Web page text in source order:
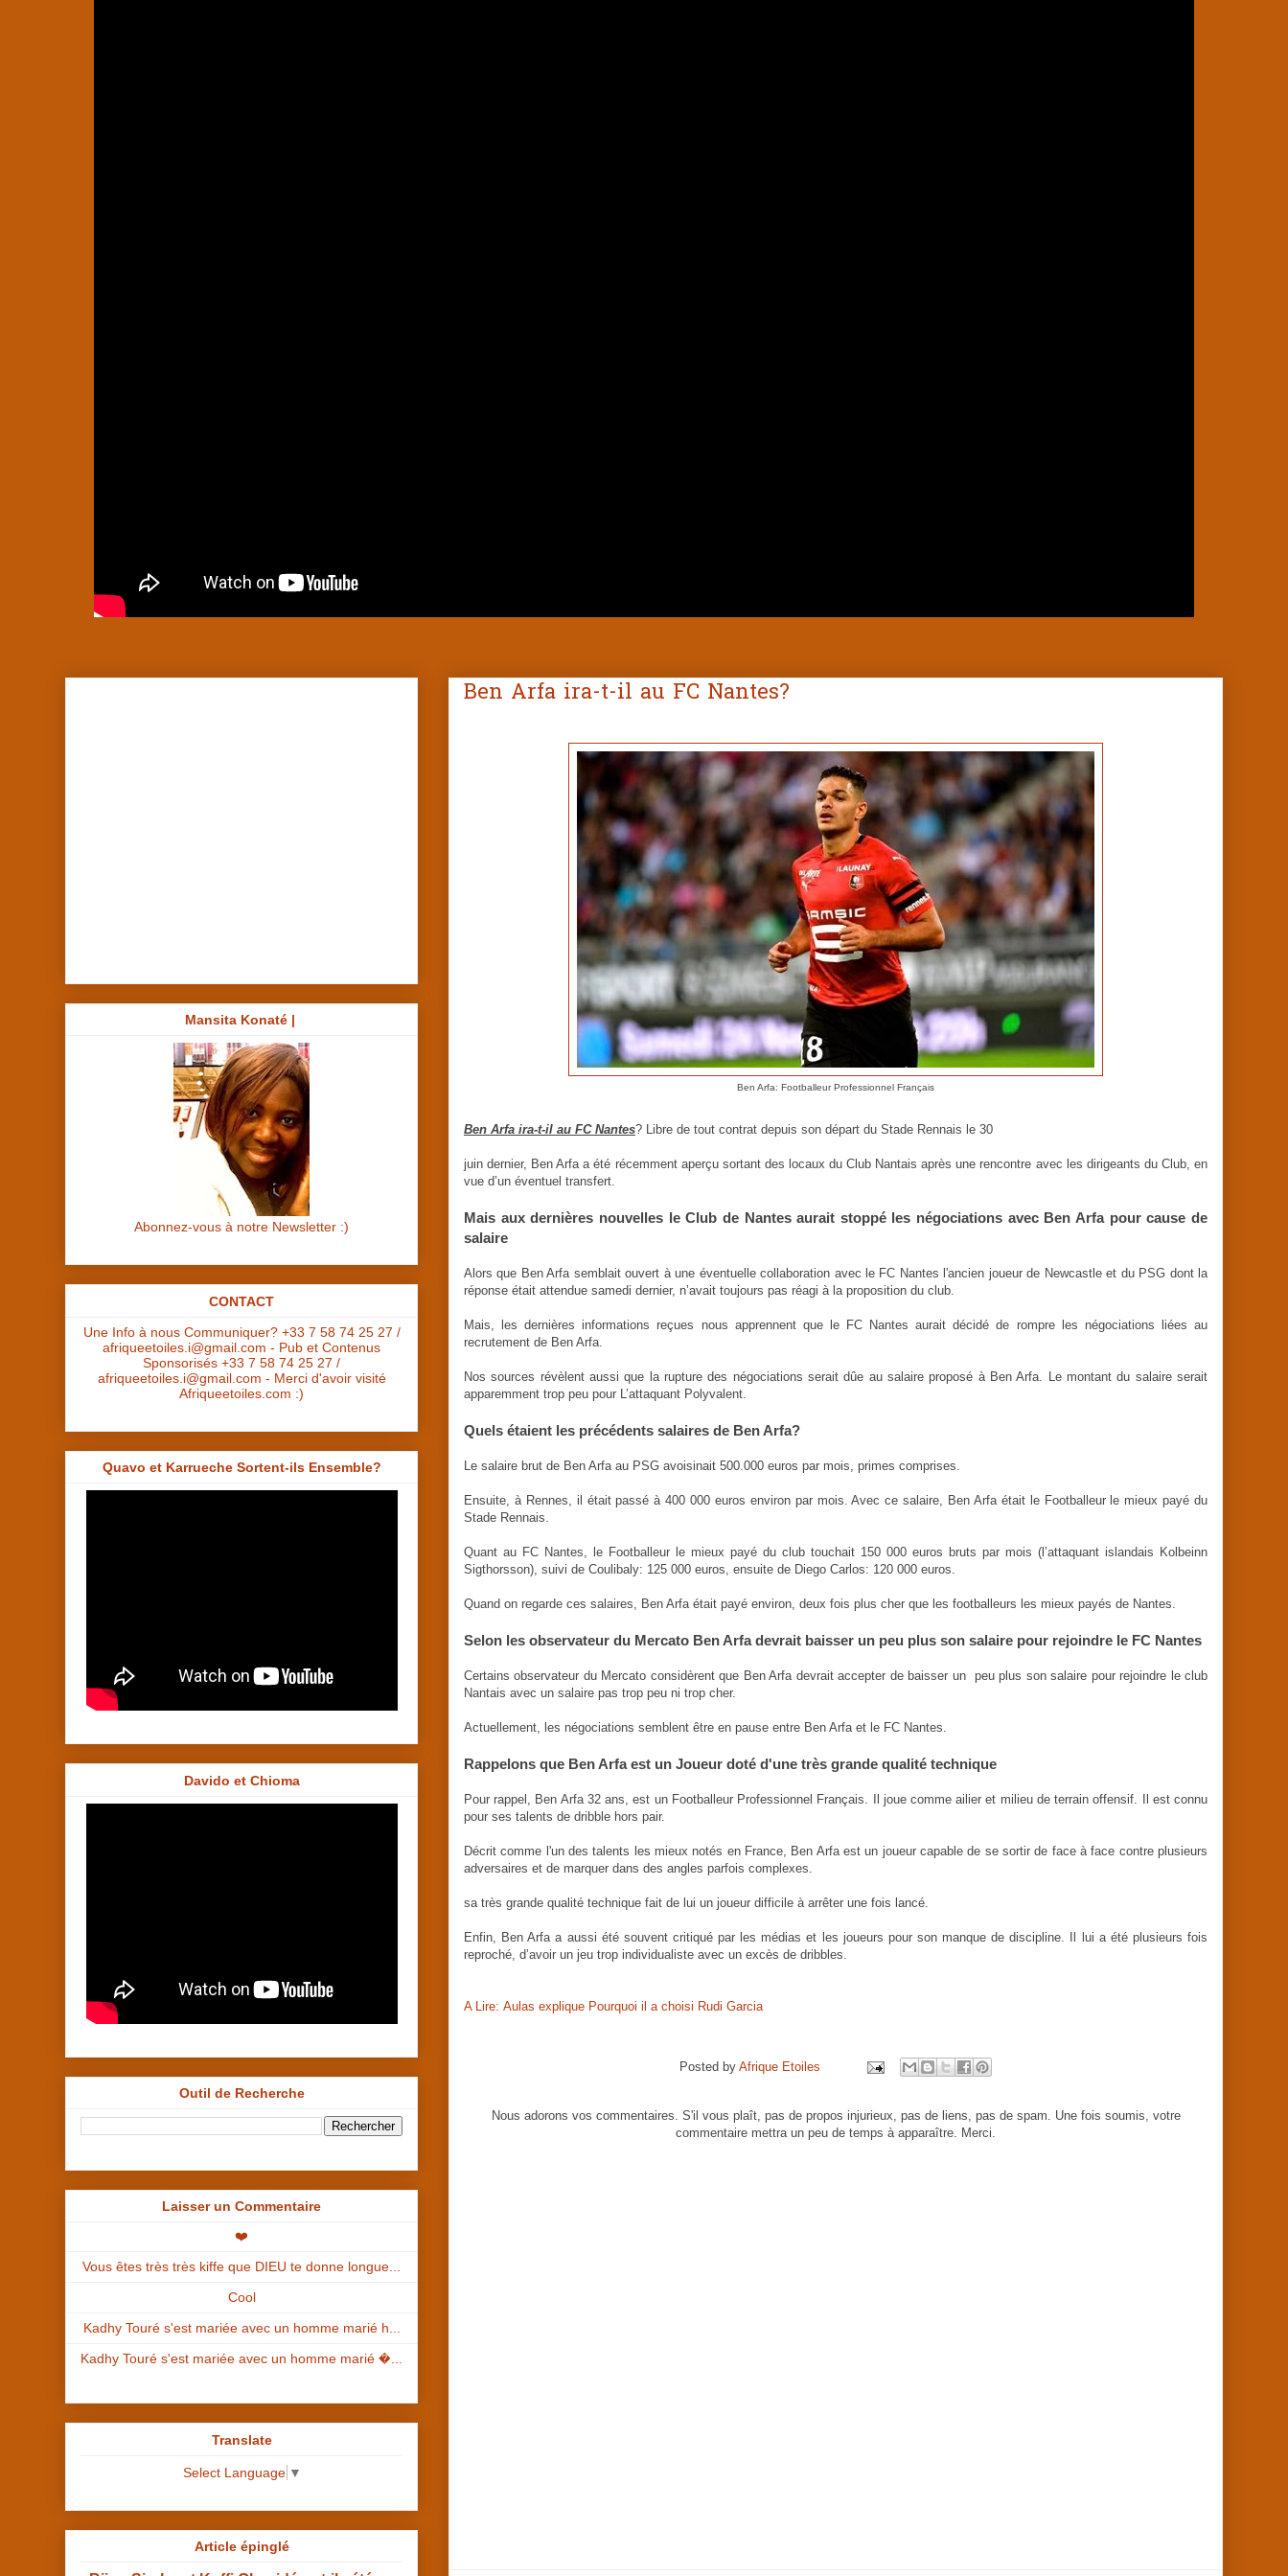
Ben Arfa ira-t-il au FC Nantes?
Ben Arfa: Footballeur Professionnel Français
Ben Arfa ira-t-il au FC Nantes? Libre de tout contrat depuis son départ du Stade Rennais le 30
juin dernier, Ben Arfa a été récemment aperçu sortant des locaux du Club Nantais après une rencontre avec les dirigeants du Club, en
vue d’un éventuel transfert.
Mais aux dernières nouvelles le Club de Nantes aurait stoppé les négociations avec Ben Arfa pour cause de
salaire
Alors que Ben Arfa semblait ouvert à une éventuelle collaboration avec le FC Nantes l'ancien joueur de Newcastle et du PSG dont la
réponse était attendue samedi dernier, n’avait toujours pas réagi à la proposition du club.
Mais, les dernières informations reçues nous apprennent que le FC Nantes aurait décidé de rompre les négociations liées au
recrutement de Ben Arfa.
Nos sources révèlent aussi que la rupture des négociations serait dûe au salaire proposé à Ben Arfa. Le montant du salaire serait
apparemment trop peu pour L’attaquant Polyvalent.
Quels étaient les précédents salaires de Ben Arfa?
Le salaire brut de Ben Arfa au PSG avoisinait 500.000 euros par mois, primes comprises.
Ensuite, à Rennes, il était passé à 400 000 euros environ par mois. Avec ce salaire, Ben Arfa était le Footballeur le mieux payé du
Stade Rennais.
Quant au FC Nantes, le Footballeur le mieux payé du club touchait 150 000 euros bruts par mois (l’attaquant islandais Kolbeinn
Sigthorsson), suivi de Coulibaly: 125 000 euros, ensuite de Diego Carlos: 120 000 euros.
Quand on regarde ces salaires, Ben Arfa était payé environ, deux fois plus cher que les footballeurs les mieux payés de Nantes.
Selon les observateur du Mercato Ben Arfa devrait baisser un peu plus son salaire pour rejoindre le FC Nantes
Certains observateur du Mercato considèrent que Ben Arfa devrait accepter de baisser un peu plus son salaire pour rejoindre le club
Nantais avec un salaire pas trop peu ni trop cher.
Actuellement, les négociations semblent être en pause entre Ben Arfa et le FC Nantes.
Rappelons que Ben Arfa est un Joueur doté d'une très grande qualité technique
Pour rappel, Ben Arfa 32 ans, est un Footballeur Professionnel Français. Il joue comme ailier et milieu de terrain offensif. Il est connu
pour ses talents de dribble hors pair.
Décrit comme l'un des talents les mieux notés en France, Ben Arfa est un joueur capable de se sortir de face à face contre plusieurs
adversaires et de marquer dans des angles parfois complexes.
sa très grande qualité technique fait de lui un joueur difficile à arrêter une fois lancé.
Enfin, Ben Arfa a aussi été souvent critiqué par les médias et les joueurs pour son manque de discipline. Il lui a été plusieurs fois
reproché, d’avoir un jeu trop individualiste avec un excès de dribbles.
A Lire: Aulas explique Pourquoi il a choisi Rudi Garcia
Posted by Afrique Etoiles
Nous adorons vos commentaires. S'il vous plaît, pas de propos injurieux, pas de liens, pas de spam. Une fois soumis, votre
commentaire mettra un peu de temps à apparaître. Merci.
Mansita Konaté |
Abonnez-vous à notre Newsletter :)
CONTACT
Une Info à nous Communiquer? +33 7 58 74 25 27 /
afriqueetoiles.i@gmail.com - Pub et Contenus
Sponsorisés +33 7 58 74 25 27 /
afriqueetoiles.i@gmail.com - Merci d'avoir visité
Afriqueetoiles.com :)
Quavo et Karrueche Sortent-ils Ensemble?
Davido et Chioma
Outil de Recherche
Laisser un Commentaire
❤️
Vous êtes très très kiffe que DIEU te donne longue...
Cool
Kadhy Touré s'est mariée avec un homme marié h...
Kadhy Touré s'est mariée avec un homme marié �...
Translate
Select Language ▼
Article épinglé